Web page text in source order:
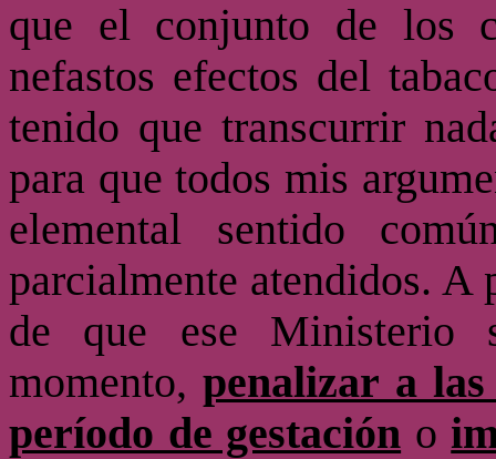
que el conjunto de los
nefastos efectos del
tenido que transcurrir
para que todos mis
elemental sentido
parcialmente atendidos. A
de que ese Ministerio
momento,penalizar a
período de gestación o